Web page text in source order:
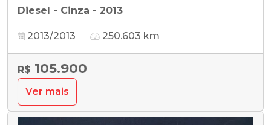
Diesel - Cinza - 2013
2013/2013 250.603 km
R$ 105.900
Ver mais